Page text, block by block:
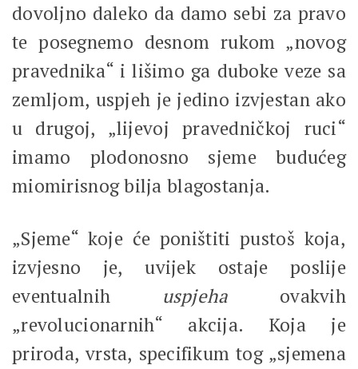
dovoljno daleko da damo sebi za pravo
te posegnemo desnom rukom „novog
pravednika“ i lišimo ga duboke veze sa
zemljom, uspjeh je jedino izvjestan ako
u drugoj, „lijevoj pravedničkoj ruci“
imamo plodonosno sjeme budućeg
miomirisnog bilja blagostanja.
„Sjeme“ koje će poništiti pustoš koja,
izvjesno je, uvijek ostaje poslije
eventualnih uspjeha ovakvih
„revolucionarnih“ akcija. Koja je
priroda, vrsta, specifikum tog „sjemena